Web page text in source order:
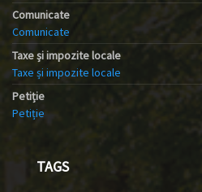
Comunicate
Comunicate
Taxe și impozite locale
Taxe și impozite locale
Petiție
Petiție
TAGS